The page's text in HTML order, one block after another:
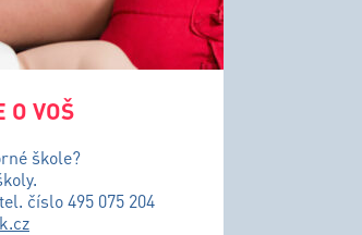
O VOŠ
škole?
číslo 495 075 204